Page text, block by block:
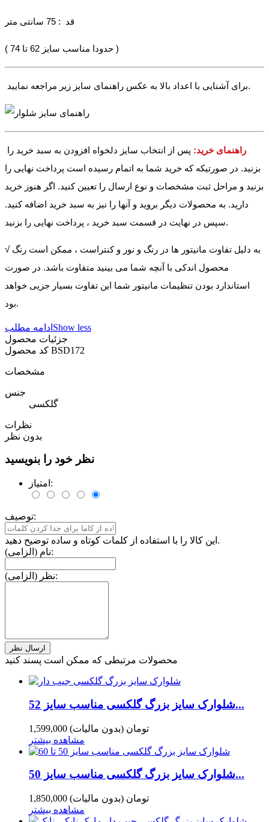
قد : 75 سانتی متر
( حدودا مناسب سایز 62 تا 74 )
برای آشنایی با اعداد بالا به عکس راهنمای سایز زیر مراجعه نمایید.
راهنمای خرید: پس از انتخاب سایز دلخواه افزودن به سبد خرید را
بزنید. در صورتیکه که خرید شما به اتمام رسیده است پرداخت نهایی را
بزنید و مراحل ثبت مشخصات و نوع ارسال را تعیین کنید. اگر هنوز خرید
دارید. به محصولات دیگر بروید و آنها را نیز به سبد خرید اضافه کنید.
سپس در نهایت در قسمت سبد خرید ، پرداخت نهایی را بزنید.
√ به دلیل تفاوت مانیتور ها در رنگ و نور و کنتراست ، ممکن است رنگ
محصول اندکی با آنچه شما می بینید متفاوت باشد. در صورت
استاندارد بودن تنظیمات مانیتور شما این تفاوت بسیار جزیی خواهد
بود.
ادامه مطلب Show less
جزئیات محصول
BSD172
مشخصات
جنس
گلکسی
نظرات
بدون نظر
نظر خود را بنویسید
امتیاز:
توصیف:
این کالا را با استفاده از کلمات کوتاه و ساده توضیح دهید.
نام (الزامی):
نظر (الزامی):
محصولات مرتبطی که ممکن است پسند کنید
شلوارک سایز بزرگ گلکسی مناسب سایز 52...
1,599,000 تومان (بدون مالیات)
مشاهده بیشتر
شلوارک سایز بزرگ گلکسی مناسب سایز 50...
1,850,000 تومان (بدون مالیات)
مشاهده بیشتر